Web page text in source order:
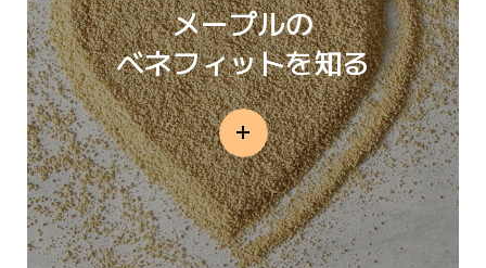
メープルの
ベネフィットを知る